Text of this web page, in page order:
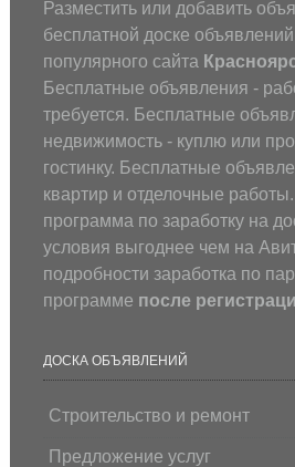
Разместить или добавить
бесплатной доске
популярного сайта
Бесплатные объявления -
требуется. Бесплатные
недвижимость - куплю или
гостинку. Бесплатные
квартир и отделочные
программа по заработку на
условия выгоднее чем на
подробности заработка по
программе после
ДОСКА ОБЪЯВЛЕНИЙ
Строительство и ремонт
Предложение услуг